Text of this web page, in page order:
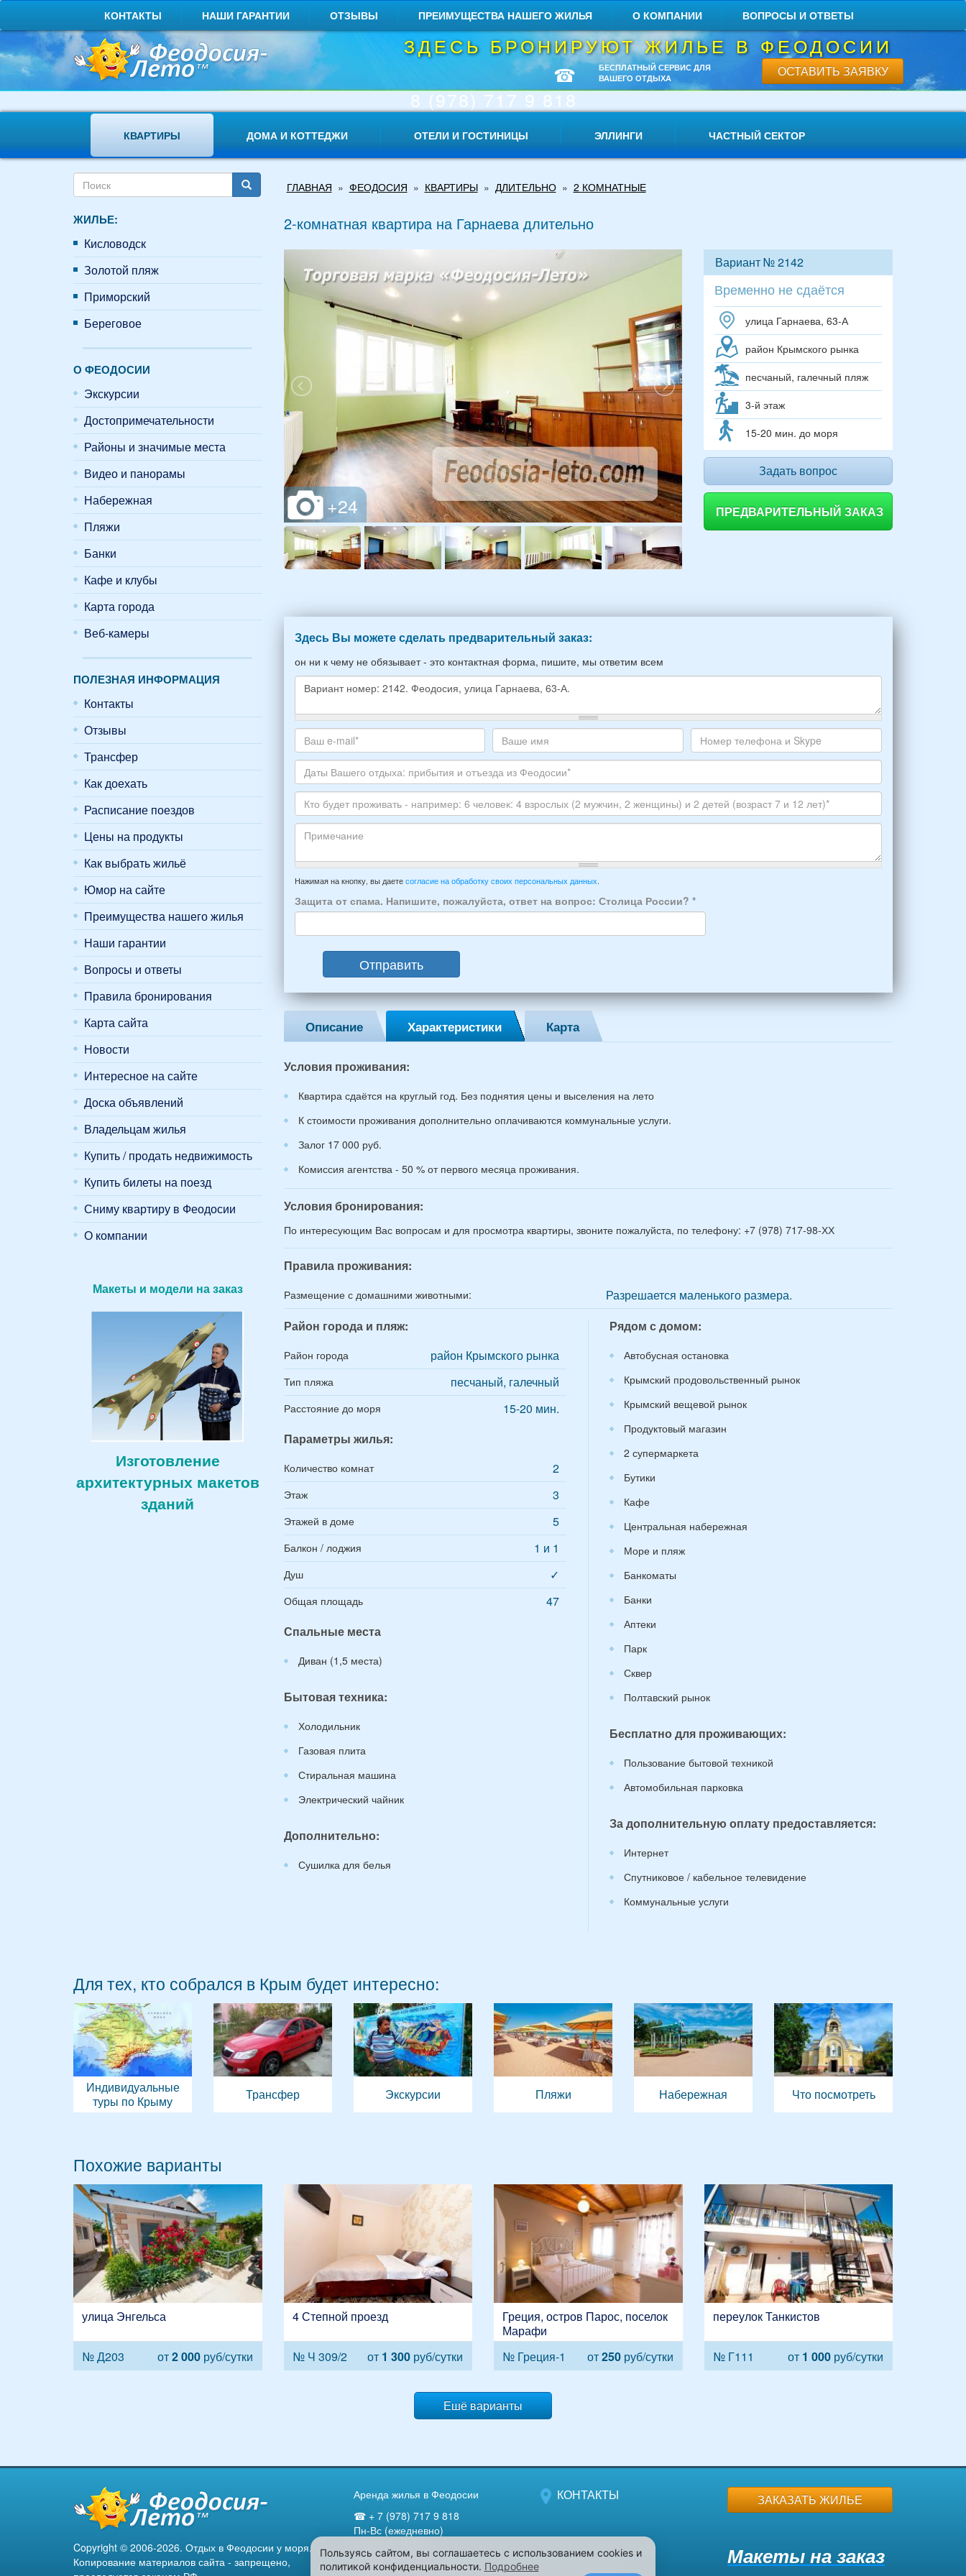
основному
содержанию
КОНТАКТЫ НАШИ ГАРАНТИИ ОТЗЫВЫ ПРЕИМУЩЕСТВА НАШЕГО ЖИЛЬЯ О КОМПАНИИ ВОПРОСЫ И ОТВЕТЫ
ЗДЕСЬ БРОНИРУЮТ ЖИЛЬЕ В ФЕОДОСИИ
☎
8 (978) 717 9 818
БЕСПЛАТНЫЙ СЕРВИС ДЛЯ
ВАШЕГО ОТДЫХА
ОСТАВИТЬ ЗАЯВКУ
КВАРТИРЫ ДОМА И КОТТЕДЖИ ОТЕЛИ И ГОСТИНИЦЫ ЭЛЛИНГИ ЧАСТНЫЙ СЕКТОР
Форма
поиска
ЖИЛЬЕ:
Кисловодск
Золотой пляж
Приморский
Береговое
О ФЕОДОСИИ
Экскурсии
Достопримечательности
Районы и значимые места
Видео и панорамы
Набережная
Пляжи
Банки
Кафе и клубы
Карта города
Веб-камеры
ПОЛЕЗНАЯ ИНФОРМАЦИЯ
Контакты
Отзывы
Трансфер
Как доехать
Расписание поездов
Цены на продукты
Как выбрать жильё
Юмор на сайте
Преимущества нашего жилья
Наши гарантии
Вопросы и ответы
Правила бронирования
Карта сайта
Новости
Интересное на сайте
Доска объявлений
Владельцам жилья
Купить / продать недвижимость
Купить билеты на поезд
Сниму квартиру в Феодосии
О компании
Макеты и модели на заказ
Изготовление
архитектурных макетов
зданий
здесь
ГЛАВНАЯ » ФЕОДОСИЯ » КВАРТИРЫ » ДЛИТЕЛЬНО » 2 КОМНАТНЫЕ
2-комнатная квартира на Гарнаева длительно
Вариант № 2142
Временно не сдаётся
улица Гарнаева, 63-А
район Крымского рынка
песчаный, галечный пляж
3-й этаж
15-20 мин. до моря
Задать вопрос
ПРЕДВАРИТЕЛЬНЫЙ ЗАКАЗ
Здесь Вы можете сделать предварительный заказ:
он ни к чему не обязывает - это контактная форма, пишите, мы ответим всем
Какое
жилье
хотите
снять,
укажите
пожалуйста
НОМЕР
варианта:
Ваш
адрес
электронной
почты
*
Ваше
имя
Номер
и
Skype
Даты
Вашего
отдыха:
прибытия
отъезда
из
*
Кто
будет
-
например:
6
человек:
взрослых
женщины)
и
детей
7
12
Примечание
Нажимая на кнопку, вы даете согласие на обработку своих персональных данных
Защита от спама. Напишите, пожалуйста, ответ на вопрос: Столица России? *
Отправить
Описание Характеристики Карта
Условия проживания:
Квартира сдаётся на круглый год. Без поднятия цены и выселения на лето
К стоимости проживания дополнительно оплачиваются коммунальные услуги.
Залог 17 000 руб.
Комиссия агентства - 50 % от первого месяца проживания.
Условия бронирования:
По интересующим Вас вопросам и для просмотра квартиры, звоните пожалуйста, по телефону: +7 (978) 717-98-ХХ
Правила проживания:
Размещение с домашними животными:
Разрешается маленького размера.
Район города и пляж:
Район города район Крымского рынка
Тип пляжа песчаный, галечный
Расстояние до моря
15-20 мин.
Параметры жилья:
Количество комнат 2
Этаж 3
Этажей в доме 5
Балкон / лоджия 1 и 1
Душ ✓
Общая площадь
47
Спальные места
Диван (1,5 места)
Бытовая техника:
Холодильник
Газовая плита
Стиральная машина
Электрический чайник
Дополнительно:
Сушилка для белья
Рядом с домом:
Автобусная остановка
Крымский продовольственный рынок
Крымский вещевой рынок
Продуктовый магазин
2 супермаркета
Бутики
Кафе
Центральная набережная
Море и пляж
Банкоматы
Банки
Аптеки
Парк
Сквер
Полтавский рынок
Бесплатно для проживающих:
Пользование бытовой техникой
Автомобильная парковка
За дополнительную оплату предоставляется:
Интернет
Спутниковое / кабельное телевидение
Коммунальные услуги
Для тех, кто собрался в Крым будет интересно:
Индивидуальные
туры по Крыму
Трансфер Экскурсии Пляжи Набережная Что посмотреть
Похожие варианты
улица Энгельса
№ Д203 от2 000руб/сутки
4 Степной проезд
№ Ч 309/2 от 1 300 руб/сутки
Греция, остров Парос, поселок
Марафи
№ Греция-1
от250руб/сутки
переулок Танкистов
№ Г111 от 1 000 руб/сутки
Ешё варианты
Copyright © 2006-2026. Отдых в Феодосии у моря.
Копирование материалов сайта - запрещено,
Аренда жилья в Феодосии
☎ + 7 (978) 717 9 818
Пн-Вс (ежедневно)
КОНТАКТЫ
Компания "Феодосия-лето".
ЗАКАЗАТЬ ЖИЛЬЕ
Макеты на заказ
Пользуясь сайтом, вы соглашаетесь с использованием cookies и
политикой конфиденциальности. Подробнее